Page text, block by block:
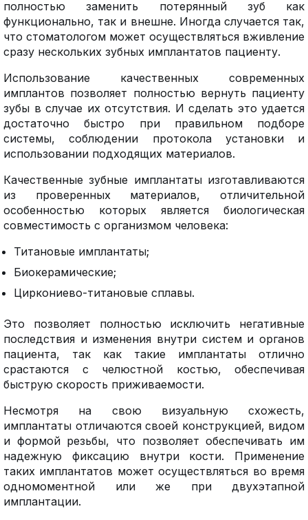
полностью заменить потерянный зуб как
функционально, так и внешне. Иногда случается так,
что стоматологом может осуществляться вживление
сразу нескольких зубных имплантатов пациенту.
Использование качественных современных
имплантов позволяет полностью вернуть пациенту
зубы в случае их отсутствия. И сделать это удается
достаточно быстро при правильном подборе
системы, соблюдении протокола установки и
использовании подходящих материалов.
Качественные зубные имплантаты изготавливаются
из проверенных материалов, отличительной
особенностью которых является биологическая
совместимость с организмом человека:
Титановые имплантаты;
Биокерамические;
Циркониево-титановые сплавы.
Это позволяет полностью исключить негативные
последствия и изменения внутри систем и органов
пациента, так как такие имплантаты отлично
срастаются с челюстной костью, обеспечивая
быструю скорость приживаемости.
Несмотря на свою визуальную схожесть,
имплантаты отличаются своей конструкцией, видом
и формой резьбы, что позволяет обеспечивать им
надежную фиксацию внутри кости. Применение
таких имплантатов может осуществляться во время
одномоментной или же при двухэтапной
имплантации.